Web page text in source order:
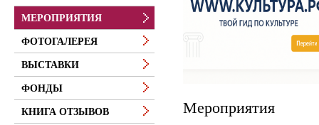
Мероприятия
МЕРОПРИЯТИЯ
ФОТОГАЛЕРЕЯ
ВЫСТАВКИ
ФОНДЫ
КНИГА ОТЗЫВОВ